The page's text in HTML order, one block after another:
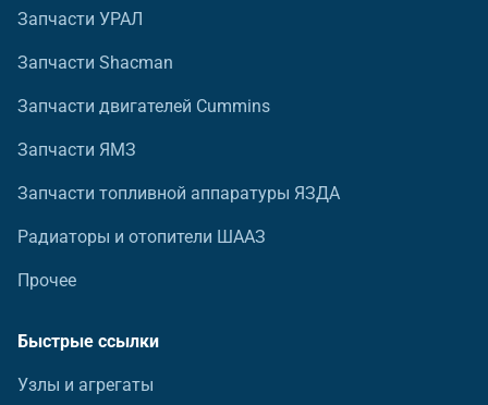
Запчасти УРАЛ
Запчасти Shacman
Запчасти двигателей Cummins
Запчасти ЯМЗ
Запчасти топливной аппаратуры ЯЗДА
Радиаторы и отопители ШААЗ
Прочее
Быстрые ссылки
Узлы и агрегаты